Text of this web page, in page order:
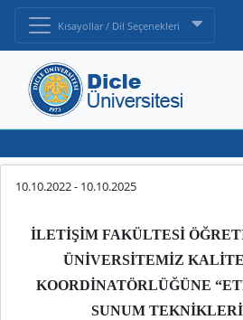
Kısayollar / Dil Seçenekleri
10.10.2022- 10.10.2025
İLETİŞİM FAKÜLTESİ
ÜNİVERSİTEMİZ
KOORDİNATÖRLÜĞÜNE
SUNUM